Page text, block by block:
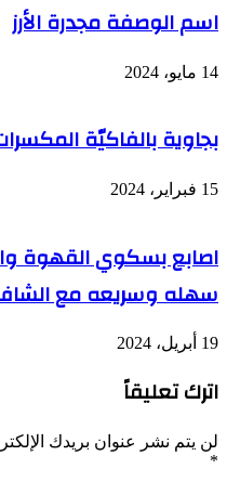
اسم الوصفة مجدرة الأرز
14 مايو، 2024
بجاوية بالفاكيّة
15 فبراير، 2024
اصابع بسكوي القهوة
سهله وسريعه مع
19 أبريل، 2024
اترك تعليقاً
لن يتم نشر عنوان بريدك
*